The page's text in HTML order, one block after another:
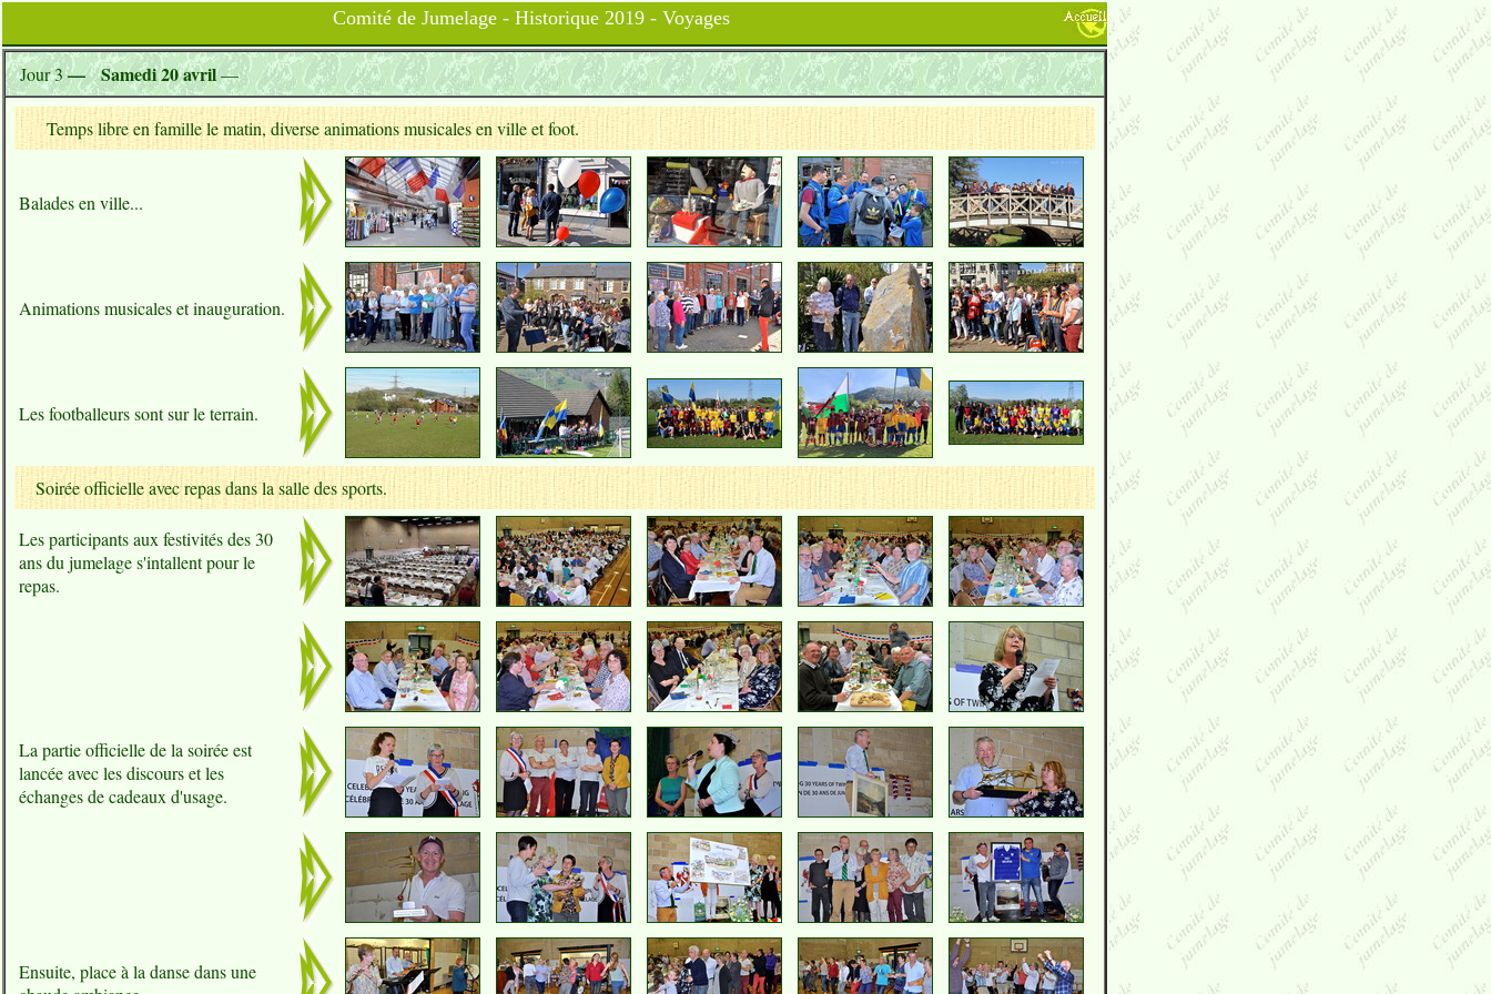
Comité de Jumelage - Historique 2019 - Voyages
Jour 3— Samedi 20 avril—
Temps libre en famille le matin, diverse animations musicales en ville et foot.
Balades en ville...
Animations musicales et inauguration.
Les footballeurs sont sur le terrain.
Soirée officielle avec repas dans la salle des sports.
Les participants aux festivités des 30
ans du jumelage s'intallent pour le
repas.
La partie officielle de la soirée est
lancée avec les discours et les
échanges de cadeaux d'usage.
Ensuite, place à la danse dans une